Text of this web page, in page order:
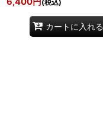
(税込)
カートに入れる